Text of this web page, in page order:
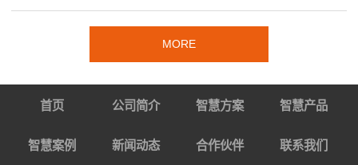
MORE
首页 公司简介 智慧方案 智慧产品
智慧案例 新闻动态 合作伙伴 联系我们